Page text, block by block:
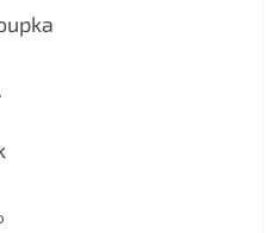
je 5 z 5 hvězdiček.
je 5 z 5 hvězdiček.